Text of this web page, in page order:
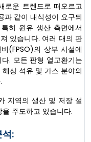
로운 트렌드로 떠오르고
과 같이 내식성이 요구되
히 원유 생산 측면에서
있습니다. 여러 대의 판
(FPSO)의 상부 시설에
. 모든 판형 열교환기는
상 석유 및 가스 분야의
지역의 생산 및 저장 설
주도하고 있습니다.
석: